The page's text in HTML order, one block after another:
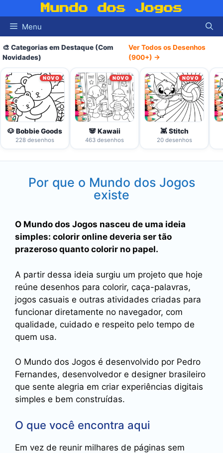
para
conteúdo
Mundo dos Jogos
Menu
🎨 Categorias em Destaque (Com
Novidades)
Ver Todos os Desenhos
(900+) →
NOVO
🐶 Bobbie Goods
228 desenhos
NOVO
🐼 Kawaii
463 desenhos
NOVO
👾 Stitch
20 desenhos
Por que o Mundo dos Jogos
existe
O Mundo dos Jogos nasceu de uma ideia
simples: colorir online deveria ser tão
prazeroso quanto colorir no papel.
A partir dessa ideia surgiu um projeto que hoje
reúne desenhos para colorir, caça-palavras,
jogos casuais e outras atividades criadas para
funcionar diretamente no navegador, com
qualidade, cuidado e respeito pelo tempo de
quem usa.
O Mundo dos Jogos é desenvolvido por Pedro
Fernandes, desenvolvedor e designer brasileiro
que sente alegria em criar experiências digitais
simples e bem construídas.
O que você encontra aqui
Em vez de reunir milhares de páginas sem